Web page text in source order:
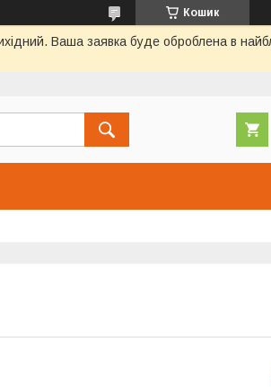
Кошик
Ваша заявка буде оброблена в